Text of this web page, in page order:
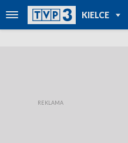
KIELCE
TVP REGIONY